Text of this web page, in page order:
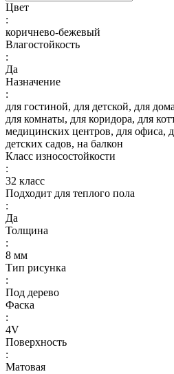
Цвет
:
коричнево-бежевый
Влагостойкость
:
Да
Назначение
:
для гостиной, для детской, для
для комнаты, для коридора, для
медицинских центров, для офиса,
детских садов, на балкон
Класс износостойкости
:
32 класс
Подходит для теплого пола
:
Да
Толщина
:
8 мм
Тип рисунка
:
Под дерево
Фаска
:
4V
Поверхность
:
Матовая